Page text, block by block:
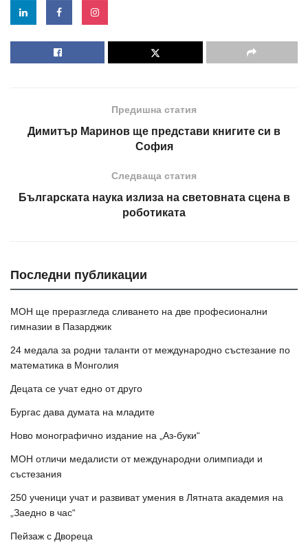
Предишна статия
Димитър Маринов ще представи книгите си в
София
Следваща статия
Българската наука излиза на световната сцена в
роботиката
Последни публикации
МОН ще преразгледа сливането на две професионални
гимназии в Пазарджик
24 медала за родни таланти от международно състезание по
математика в Монголия
Децата се учат едно от друго
Бургас дава думата на младите
Ново монографично издание на „Аз-буки“
МОН отличи медалисти от международни олимпиади и
състезания
250 ученици учат и развиват умения в Лятната академия на
„Заедно в час“
Пейзаж с Двореца